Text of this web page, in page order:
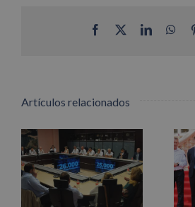
Facebook LinkedIn
Artículos relacionados